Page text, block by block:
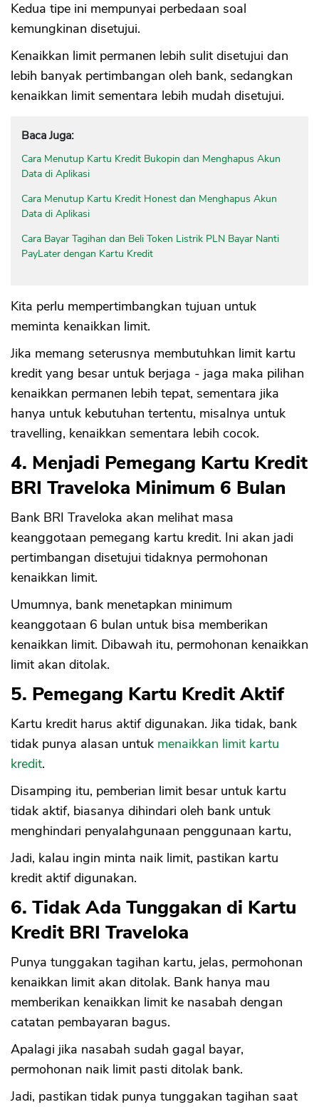
Kedua tipe ini mempunyai perbedaan soal
kemungkinan disetujui.
Kenaikkan limit permanen lebih sulit disetujui dan
lebih banyak pertimbangan oleh bank, sedangkan
kenaikkan limit sementara lebih mudah disetujui.
Baca Juga:
Cara Menutup Kartu Kredit Bukopin dan Menghapus Akun
Data di Aplikasi
Cara Menutup Kartu Kredit Honest dan Menghapus Akun
Data di Aplikasi
Cara Bayar Tagihan dan Beli Token Listrik PLN Bayar Nanti
PayLater dengan Kartu Kredit
Kita perlu mempertimbangkan tujuan untuk
meminta kenaikkan limit.
Jika memang seterusnya membutuhkan limit kartu
kredit yang besar untuk berjaga - jaga maka pilihan
kenaikkan permanen lebih tepat, sementara jika
hanya untuk kebutuhan tertentu, misalnya untuk
travelling, kenaikkan sementara lebih cocok.
4. Menjadi Pemegang Kartu Kredit
BRI Traveloka Minimum 6 Bulan
Bank BRI Traveloka akan melihat masa
keanggotaan pemegang kartu kredit. Ini akan jadi
pertimbangan disetujui tidaknya permohonan
kenaikkan limit.
Umumnya, bank menetapkan minimum
keanggotaan 6 bulan untuk bisa memberikan
kenaikkan limit. Dibawah itu, permohonan kenaikkan
limit akan ditolak.
5. Pemegang Kartu Kredit Aktif
Kartu kredit harus aktif digunakan. Jika tidak, bank
tidak punya alasan untuk menaikkan limit kartu
kredit.
Disamping itu, pemberian limit besar untuk kartu
tidak aktif, biasanya dihindari oleh bank untuk
menghindari penyalahgunaan penggunaan kartu,
Jadi, kalau ingin minta naik limit, pastikan kartu
kredit aktif digunakan.
6. Tidak Ada Tunggakan di Kartu
Kredit BRI Traveloka
Punya tunggakan tagihan kartu, jelas, permohonan
kenaikkan limit akan ditolak. Bank hanya mau
memberikan kenaikkan limit ke nasabah dengan
catatan pembayaran bagus.
Apalagi jika nasabah sudah gagal bayar,
permohonan naik limit pasti ditolak bank.
Jadi, pastikan tidak punya tunggakan tagihan saat